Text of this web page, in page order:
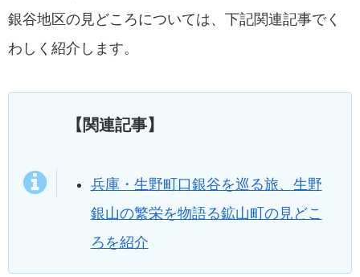
銀谷地区の見どころについては、下記関連記事でく
わしく紹介します。
【関連記事】
兵庫・生野町口銀谷を巡る旅、生野
銀山の繁栄を物語る鉱山町の見どこ
ろを紹介